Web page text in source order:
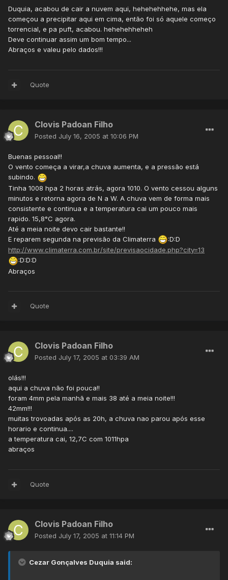
Duquia, acabou de cair a nuvem aqui, hehehehhehe, mas ela
começou a precipitar aqui em cima, então foi só aquele começo
torrencial, e pa puft, acabou. hehehehheheh
Deve continuar assim um bom tempo...
Abraços e valeu pelo dados!!!
Quote
Clovis Padoan Filho
Posted July 16, 2005 at 10:06 PM
Buenas pessoal!!
O vento começa a virar,a chuva aumenta, e a pressão está
subindo.
Tinha 1008 hpa 2 horas atrás, agora 1010. O vento cessou alguns
minutos e retorna agora de N a W. A chuva vem de forma mais
consistente e continua e a temperatura cai um pouco mais
rapido. 15,8°C agora.
Até a meia noite devo cair bastante!!
E reparem segunda na previsão da Climaterra
:D:D
http://www.climaterra.com.br/site/previsaocidade.php?city=13
:D:D:D
Abraços
Quote
Clovis Padoan Filho
Posted July 17, 2005 at 03:39 AM
olás!!!
aqui a chuva não foi pouca!!
foram 4mm pela manhã e mais 38 até a meia noite!!!
42mm!!!
muitas trovoadas após as 20h, a chuva nao parou após esse
horario e continua....
a temperatura cai, 12,7C com 1011hpa
abraços
Quote
Clovis Padoan Filho
Posted July 17, 2005 at 11:14 PM
Cezar Gonçalves Duquia said: